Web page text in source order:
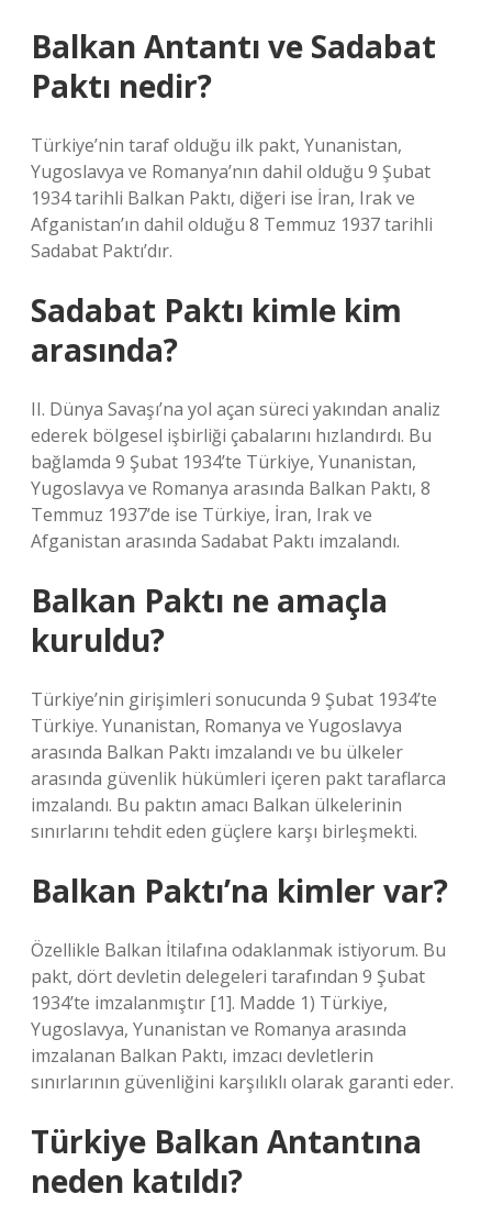
Balkan Antantı ve Sadabat
Paktı nedir?
Türkiye’nin taraf olduğu ilk pakt, Yunanistan,
Yugoslavya ve Romanya’nın dahil olduğu 9 Şubat
1934 tarihli Balkan Paktı, diğeri ise İran, Irak ve
Afganistan’ın dahil olduğu 8 Temmuz 1937 tarihli
Sadabat Paktı’dır.
Sadabat Paktı kimle kim
arasında?
II. Dünya Savaşı’na yol açan süreci yakından analiz
ederek bölgesel işbirliği çabalarını hızlandırdı. Bu
bağlamda 9 Şubat 1934’te Türkiye, Yunanistan,
Yugoslavya ve Romanya arasında Balkan Paktı, 8
Temmuz 1937’de ise Türkiye, İran, Irak ve
Afganistan arasında Sadabat Paktı imzalandı.
Balkan Paktı ne amaçla
kuruldu?
Türkiye’nin girişimleri sonucunda 9 Şubat 1934’te
Türkiye. Yunanistan, Romanya ve Yugoslavya
arasında Balkan Paktı imzalandı ve bu ülkeler
arasında güvenlik hükümleri içeren pakt taraflarca
imzalandı. Bu paktın amacı Balkan ülkelerinin
sınırlarını tehdit eden güçlere karşı birleşmekti.
Balkan Paktı’na kimler var?
Özellikle Balkan İtilafına odaklanmak istiyorum. Bu
pakt, dört devletin delegeleri tarafından 9 Şubat
1934’te imzalanmıştır [1]. Madde 1) Türkiye,
Yugoslavya, Yunanistan ve Romanya arasında
imzalanan Balkan Paktı, imzacı devletlerin
sınırlarının güvenliğini karşılıklı olarak garanti eder.
Türkiye Balkan Antantına
neden katıldı?